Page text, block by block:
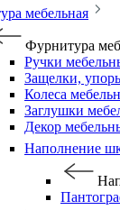
мебельная
Фурнитура
Ручки
Защелки,
Колеса
Заглушки
Декор
Наполнение